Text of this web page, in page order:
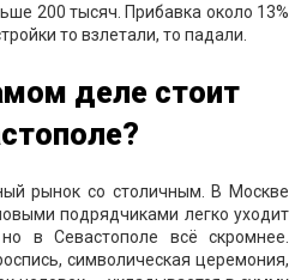
200 тысяч. Прибавка около 13%
то взлетали, то падали.
деле стоит
рынок со столичным. В Москве
подрядчиками легко уходит
в Севастополе всё скромнее.
символическая церемония,